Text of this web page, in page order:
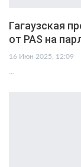
Гагаузская
от PAS на
16 Июн 2025, 12:09